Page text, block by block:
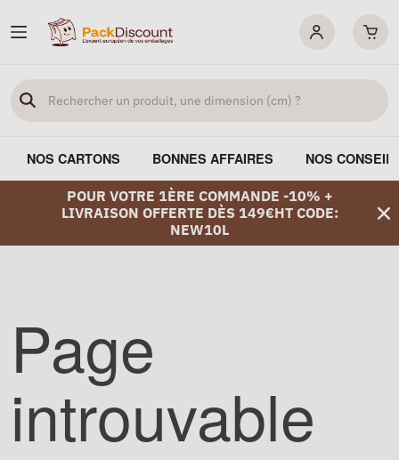
NOS CARTONS BONNES AFFAIRES NOS
POUR VOTRE 1ÈRE COMMANDE -10% +
LIVRAISON OFFERTE DÈS 149€HT CODE:
NEW10L
Page
introuvable